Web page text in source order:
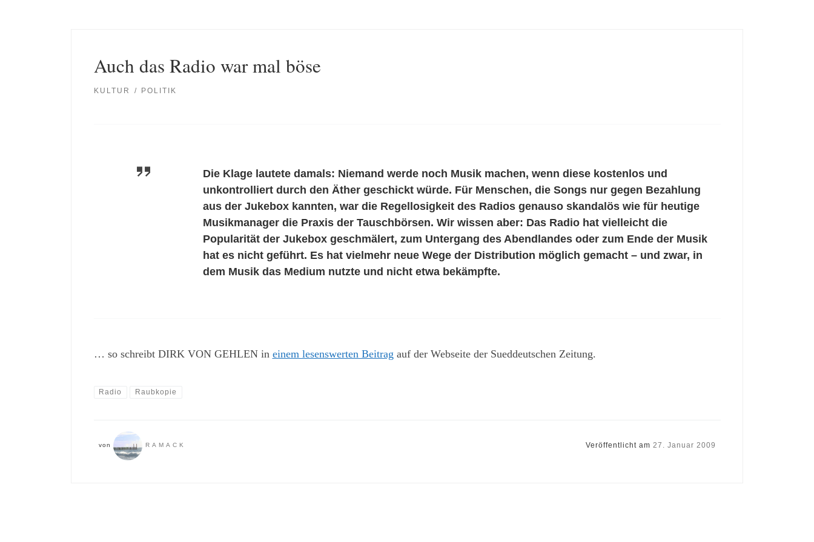
Auch das Radio war mal böse
KULTUR POLITIK
Die Klage lautete damals: Niemand werde noch Musik machen, wenn diese kostenlos und
unkontrolliert durch den Äther geschickt würde. Für Menschen, die Songs nur gegen Bezahlung
aus der Jukebox kannten, war die Regellosigkeit des Radios genauso skandalös wie für heutige
Musikmanager die Praxis der Tauschbörsen. Wir wissen aber: Das Radio hat vielleicht die
Popularität der Jukebox geschmälert, zum Untergang des Abendlandes oder zum Ende der Musik
hat es nicht geführt. Es hat vielmehr neue Wege der Distribution möglich gemacht – und zwar, in
dem Musik das Medium nutzte und nicht etwa bekämpfte.
… so schreibt DIRK VON GEHLEN in einem lesenswerten Beitrag auf der Webseite der Sueddeutschen Zeitung.
Radio Raubkopie
von RAMACK Veröffentlicht am 27. Januar 2009